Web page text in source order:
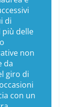
di
più delle
non
da
giro di
con un